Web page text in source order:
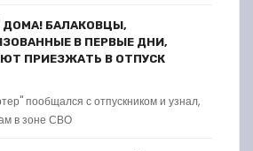
ДОМА! БАЛАКОВЦЫ,
В ПЕРВЫЕ ДНИ,
ПРИЕЗЖАТЬ В ОТПУСК
пообщался с отпускником и узнал,
в зоне СВО